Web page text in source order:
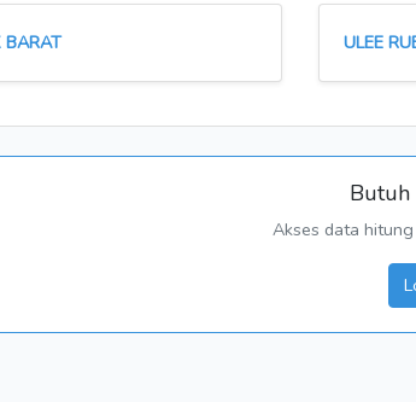
BARAT ULEE
Butuh
Akses data